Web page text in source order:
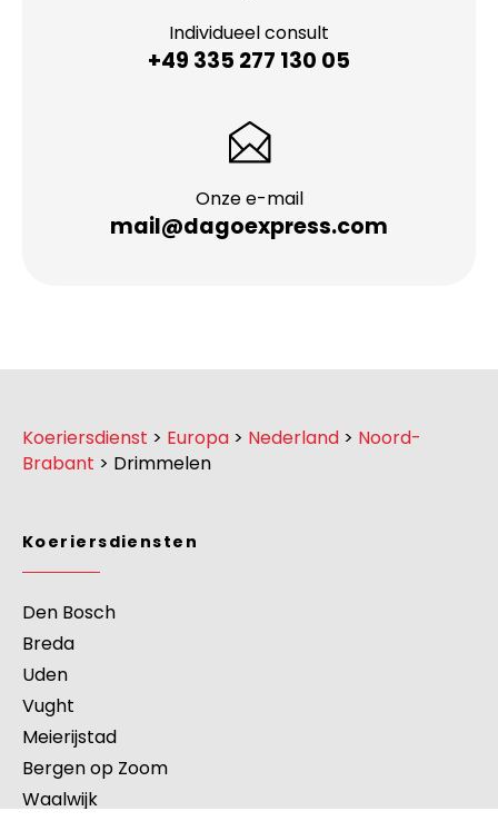
Individueel consult
+49 335 277 130 05
Onze e-mail
mail@dagoexpress.com
Koeriersdienst > Europa > Nederland > Noord-
Brabant > Drimmelen
Koeriersdiensten
Den Bosch
Breda
Uden
Vught
Meierijstad
Bergen op Zoom
Waalwijk